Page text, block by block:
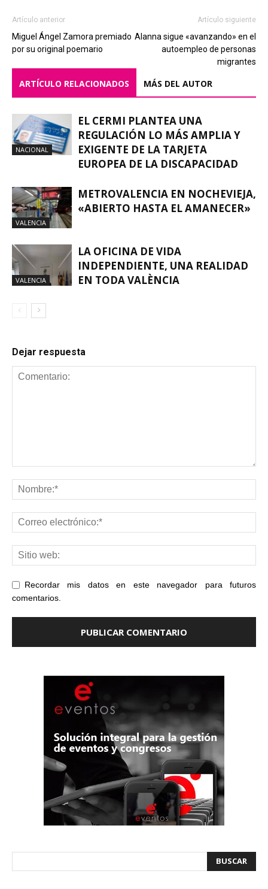
Artículo anterior
Miguel Ángel Zamora premiado
por su original poemario
Artículo siguiente
Alanna sigue «avanzando» en el
autoempleo de personas
migrantes
ARTÍCULO RELACIONADOS MÁS DEL AUTOR
NACIONAL
EL CERMI PLANTEA UNA
REGULACIÓN LO MÁS AMPLIA Y
EXIGENTE DE LA TARJETA
EUROPEA DE LA DISCAPACIDAD
VALENCIA
METROVALENCIA EN NOCHEVIEJA,
«ABIERTO HASTA EL AMANECER»
VALENCIA
LA OFICINA DE VIDA
INDEPENDIENTE, UNA REALIDAD
EN TODA VALÈNCIA
Dejar respuesta
Recordar mis datos en este navegador para futuros
comentarios.